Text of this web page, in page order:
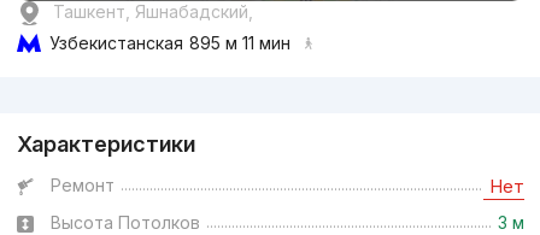
Ташкент, Яшнабадский,
Узбекистанская 895 м 11 мин
Характеристики
Ремонт Нет
Высота Потолков 3 м